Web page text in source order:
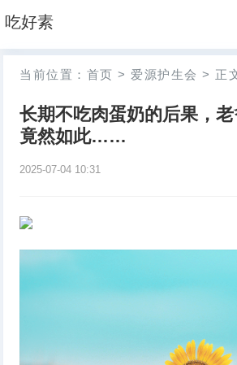
吃好素
网
站
月
当前位置： 首页 > 爱源护生会 > 正
长期不吃肉蛋奶的后果，
竟然如此……
2025-07-04 10:31